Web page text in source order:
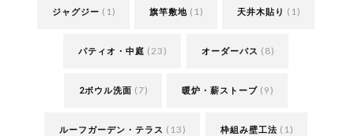
ジャグジー (1) 旗竿敷地(1) 天井木貼り (1)
パティオ・中庭 (23) オーダーバス (8)
2ボウル洗面 (7) 暖炉・薪ストーブ (9)
ルーフガーデン・テラス (13) 枠組み壁工法 (1)